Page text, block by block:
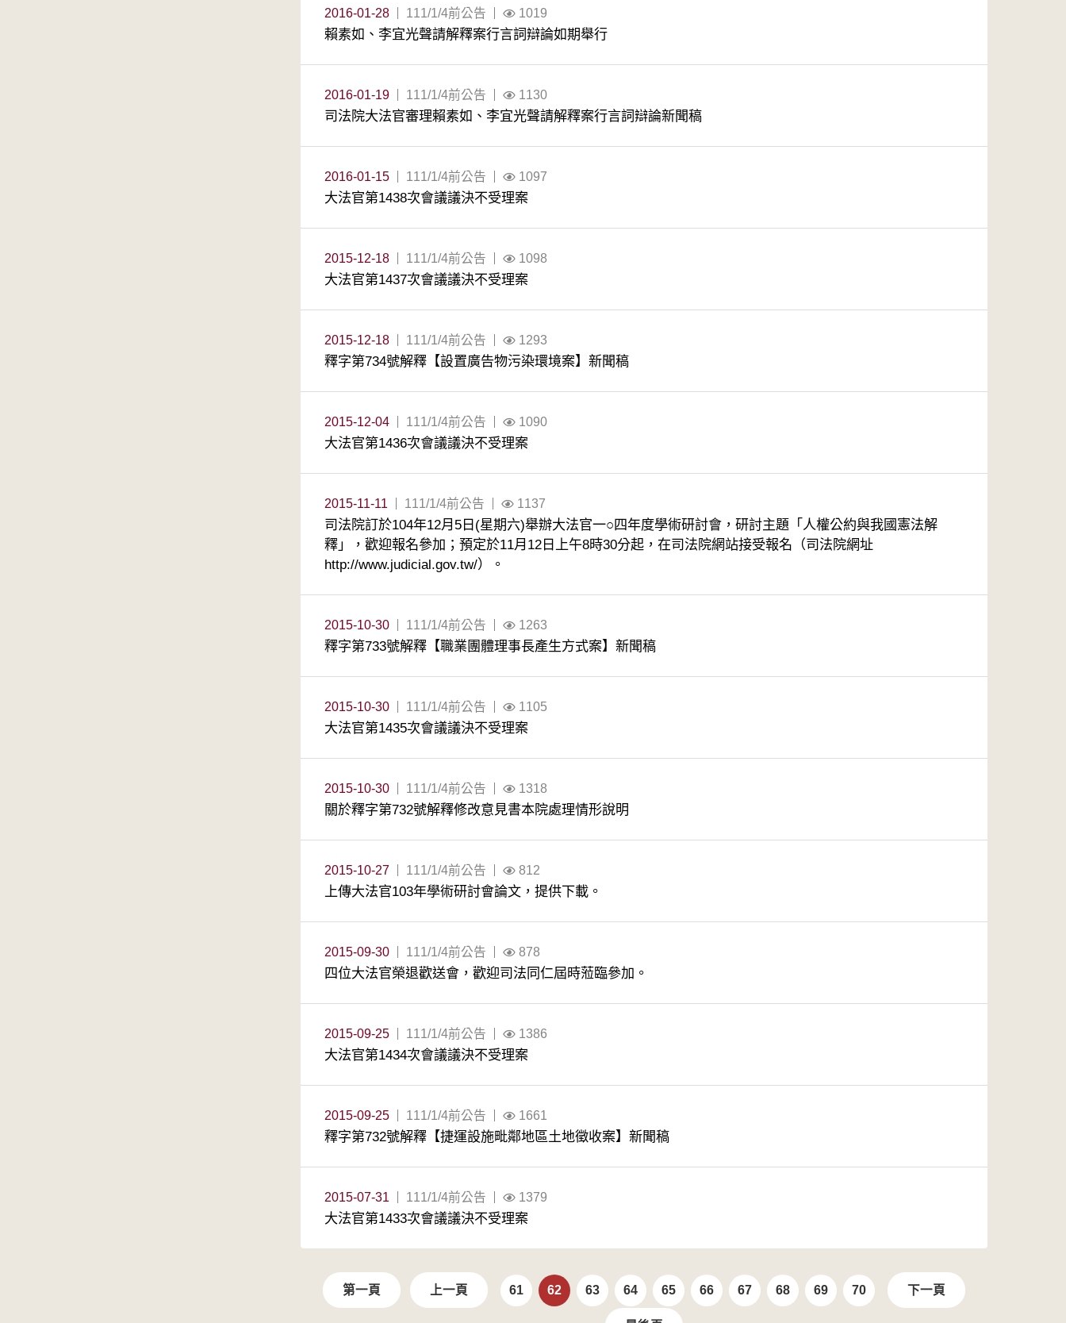
2016-01-28 111/1/4前公告 1019
賴素如、李宜光聲請解釋案行言詞辯論如期舉行
2016-01-19 111/1/4前公告 1130
司法院大法官審理賴素如、李宜光聲請解釋案行言詞辯論新聞稿
2016-01-15 111/1/4前公告 1097
大法官第1438次會議議決不受理案
2015-12-18 111/1/4前公告 1098
大法官第1437次會議議決不受理案
2015-12-18 111/1/4前公告 1293
釋字第734號解釋【設置廣告物污染環境案】新聞稿
2015-12-04 111/1/4前公告 1090
大法官第1436次會議議決不受理案
2015-11-11 111/1/4前公告 1137
司法院訂於104年12月5日(星期六)舉辦大法官一○四年度學術研討會，研討主題「人權公約與我國憲法解
釋」，歡迎報名參加；預定於11月12日上午8時30分起，在司法院網站接受報名（司法院網址
http://www.judicial.gov.tw/）。
2015-10-30 111/1/4前公告 1263
釋字第733號解釋【職業團體理事長產生方式案】新聞稿
2015-10-30 111/1/4前公告 1105
大法官第1435次會議議決不受理案
2015-10-30 111/1/4前公告 1318
關於釋字第732號解釋修改意見書本院處理情形說明
2015-10-27 111/1/4前公告 812
上傳大法官103年學術研討會論文，提供下載。
2015-09-30 111/1/4前公告 878
四位大法官榮退歡送會，歡迎司法同仁屆時蒞臨參加。
2015-09-25 111/1/4前公告 1386
大法官第1434次會議議決不受理案
2015-09-25 111/1/4前公告 1661
釋字第732號解釋【捷運設施毗鄰地區土地徵收案】新聞稿
2015-07-31 111/1/4前公告 1379
大法官第1433次會議議決不受理案
第一頁 上一頁 61 62 63 64 65 66 67 68 69 70 下一頁